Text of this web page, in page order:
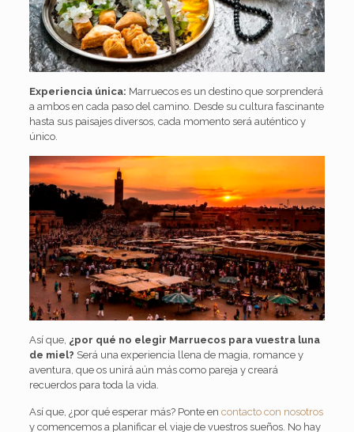
Experiencia única: Marruecos es un destino que sorprenderá
a ambos en cada paso del camino. Desde su cultura fascinante
hasta sus paisajes diversos, cada momento será auténtico y
único.
Así que, ¿por qué no elegir Marruecos para vuestra luna
de miel? Será una experiencia llena de magia, romance y
aventura, que os unirá aún más como pareja y creará
recuerdos para toda la vida.
Así que, ¿por qué esperar más? Ponte en contacto con nosotros
y comencemos a planificar el viaje de vuestros sueños. No hay